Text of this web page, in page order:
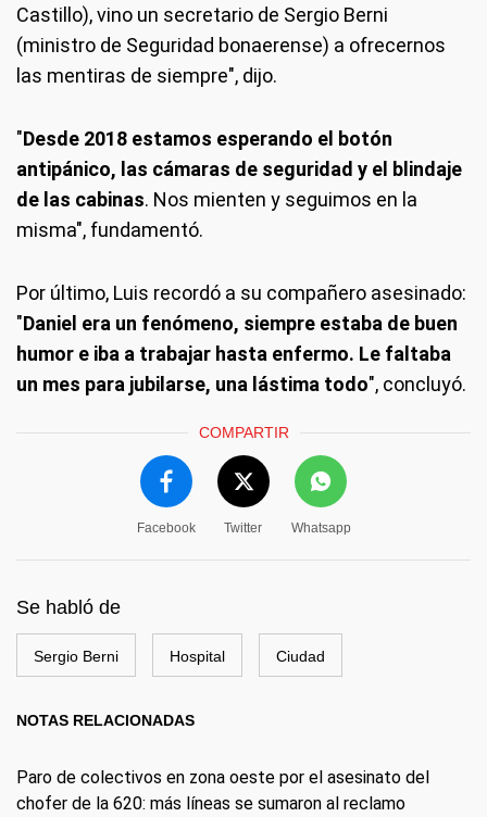
Castillo), vino un secretario de Sergio Berni
(ministro de Seguridad bonaerense) a ofrecernos
las mentiras de siempre", dijo.
"Desde 2018 estamos esperando el botón
antipánico, las cámaras de seguridad y el blindaje
de las cabinas. Nos mienten y seguimos en la
misma", fundamentó.
Por último, Luis recordó a su compañero asesinado:
"Daniel era un fenómeno, siempre estaba de buen
humor e iba a trabajar hasta enfermo. Le faltaba
un mes para jubilarse, una lástima todo", concluyó.
COMPARTIR
Facebook Twitter Whatsapp
Se habló de
Sergio Berni Hospital Ciudad
NOTAS RELACIONADAS
Paro de colectivos en zona oeste por el asesinato del
chofer de la 620: más líneas se sumaron al reclamo